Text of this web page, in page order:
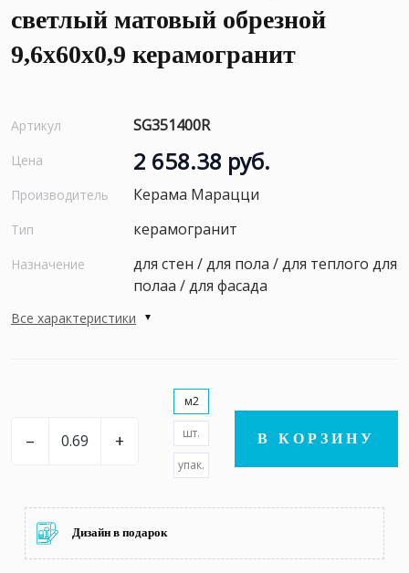
светлый матовый обрезной
9,6x60x0,9 керамогранит
Артикул SG351400R
Цена 2 658.38 руб.
Производитель Керама Марацци
Тип керамогранит
Назначение
для стен / для пола / для теплого для
полаа / для фасада
Все характеристики
– +
м2
шт.
упак.
В КОРЗИНУ
Дизайн в подарок